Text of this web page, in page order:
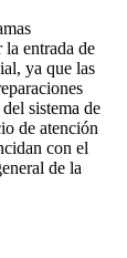
la entrada de
ya que las
sistema de
de atención
con el
de la